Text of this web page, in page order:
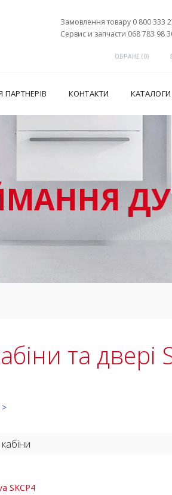
Замовлення товару 0 800 333
Сервис и запчасти 068 783 98
ОБРАНЕ (0)
ПАРТНЕРІВ КОНТАКТИ КАТАЛОГИ
та двері
SKCP4